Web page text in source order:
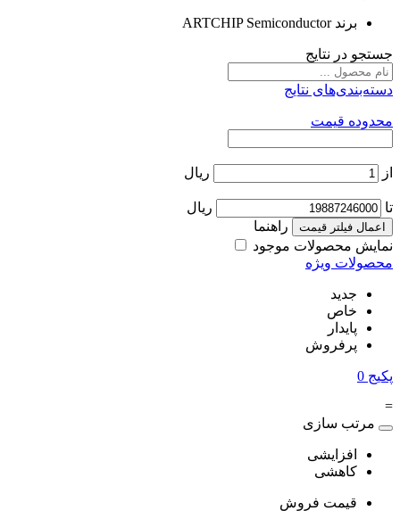
برند ARTCHIP Semiconductor
جستجو در نتایج
دسته‌بندی‌های نتایج
محدوده قیمت
از ریال
تا ریال
اعمال فیلتر قیمت
راهنما
نمایش محصولات موجود
محصولات ویژه
جدید
خاص
پایدار
پرفروش
پکیج 0
=
مرتب سازی
افزایشی
کاهشی
قیمت فروش